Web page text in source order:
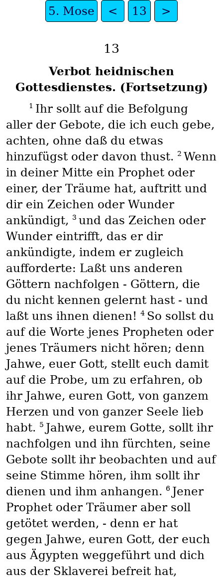
5. Mose < 13 >
13
Verbot heidnischen
Gottesdienstes. (Fortsetzung)
1 Ihr sollt auf die Befolgung
aller der Gebote, die ich euch gebe,
achten, ohne daß du etwas
hinzufügst oder davon thust. 2 Wenn
in deiner Mitte ein Prophet oder
einer, der Träume hat, auftritt und
dir ein Zeichen oder Wunder
ankündigt,
3 und das Zeichen oder
Wunder eintrifft, das er dir
ankündigte, indem er zugleich
aufforderte: Laßt uns anderen
Göttern nachfolgen - Göttern, die
du nicht kennen gelernt hast - und
laßt uns ihnen dienen!
4 So sollst du
auf die Worte jenes Propheten oder
jenes Träumers nicht hören; denn
Jahwe, euer Gott, stellt euch damit
auf die Probe, um zu erfahren, ob
ihr Jahwe, euren Gott, von ganzem
Herzen und von ganzer Seele lieb
habt. 5 Jahwe, eurem Gotte, sollt ihr
nachfolgen und ihn fürchten, seine
Gebote sollt ihr beobachten und auf
seine Stimme hören, ihm sollt ihr
dienen und ihm anhangen. 6 Jener
Prophet oder Träumer aber soll
getötet werden, - denn er hat
gegen Jahwe, euren Gott, der euch
aus Ägypten weggeführt und dich
aus der Sklaverei befreit hat,